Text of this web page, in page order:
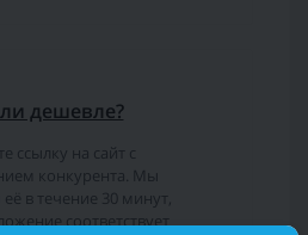
дешевле?
ссылку на сайт с
конкурента. Мы
её в течение 30 минут,
соответствует